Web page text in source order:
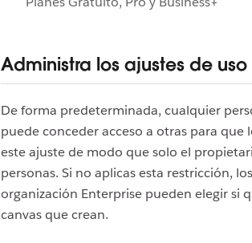
Administra los ajustes de
De forma predeterminada, cualquier
puede conceder acceso a otras para
este ajuste de modo que solo el
personas. Si no aplicas esta restricción,
organización Enterprise pueden elegir si
canvas que crean.